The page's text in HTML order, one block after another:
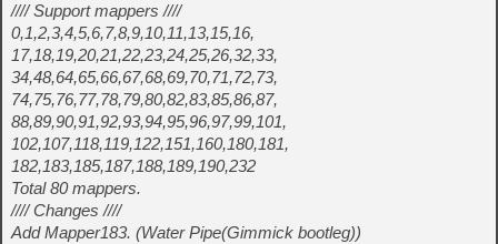
//// Support mappers ////
0,1,2,3,4,5,6,7,8,9,10,11,13,15,16,
17,18,19,20,21,22,23,24,25,26,32,33,
34,48,64,65,66,67,68,69,70,71,72,73,
74,75,76,77,78,79,80,82,83,85,86,87,
88,89,90,91,92,93,94,95,96,97,99,101,
102,107,118,119,122,151,160,180,181,
182,183,185,187,188,189,190,232
Total 80 mappers.
//// Changes ////
Add Mapper183. (Water Pipe(Gimmick bootleg))